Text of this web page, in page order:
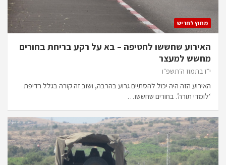
מחוץ לחריש
האירוע שחששו לחטיפה – בא על רקע בריחת בחורים
מחשש למעצר
י״ז בתמוז ה׳תשפ״ו
האירוע הזה היה יכול להסתיים גרוע בהרבה, ושוב זה קורה בגלל רדיפת
‘לומדי תורה’. בחורים שחששו…